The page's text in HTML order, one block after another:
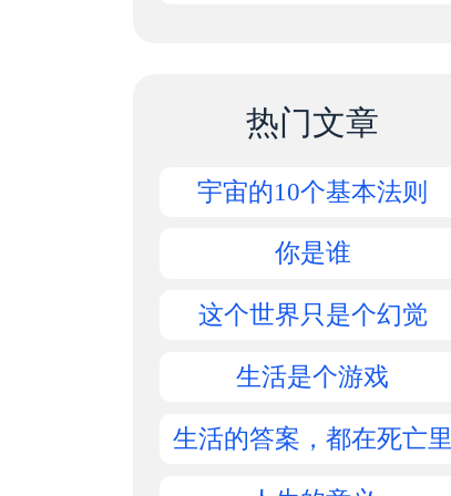
热门文章
宇宙的10个基本法则
你是谁
这个世界只是个幻觉
生活是个游戏
生活的答案，都在死亡里